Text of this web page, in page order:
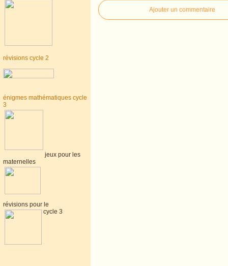
révisions cycle 2
énigmes mathématiques cycle
3
jeux pour les
maternelles
révisions pour le
cycle 3
Ajouter un commentaire